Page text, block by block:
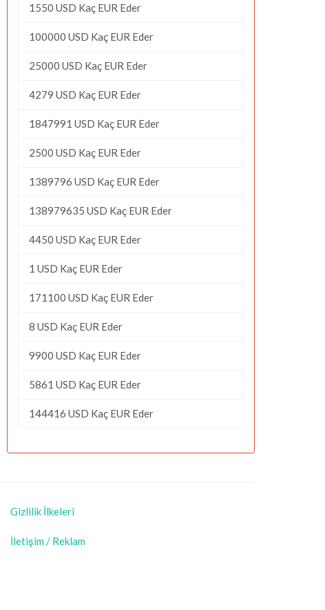
1550 USD Kaç EUR Eder
100000 USD Kaç EUR Eder
25000 USD Kaç EUR Eder
4279 USD Kaç EUR Eder
1847991 USD Kaç EUR Eder
2500 USD Kaç EUR Eder
1389796 USD Kaç EUR Eder
138979635 USD Kaç EUR Eder
4450 USD Kaç EUR Eder
1 USD Kaç EUR Eder
171100 USD Kaç EUR Eder
8 USD Kaç EUR Eder
9900 USD Kaç EUR Eder
5861 USD Kaç EUR Eder
144416 USD Kaç EUR Eder
Gizlilik İlkeleri
İletişim / Reklam